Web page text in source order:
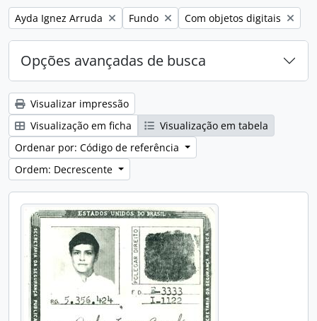
Remover filtro:
Ayda Ignez Arruda Remover filtro:
Fundo Remover filtro:
Com objetos digitais
Opções avançadas de busca
Visualizar impressão
Visualização em ficha
Visualização em tabela
Ordenar por: Código de referência
Ordem: Decrescente